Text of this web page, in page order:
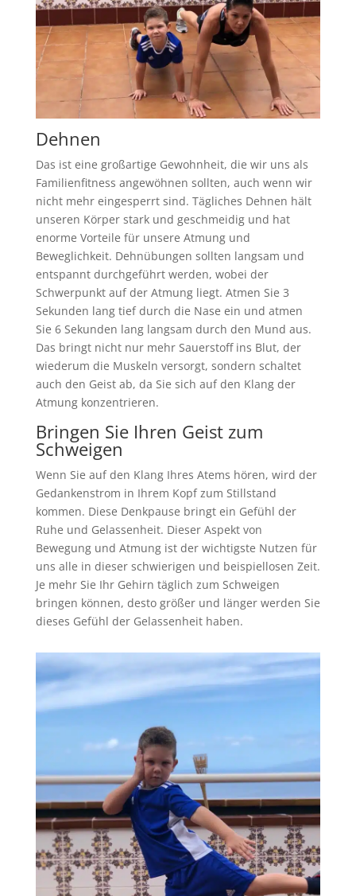
Dehnen
Das ist eine großartige Gewohnheit, die wir uns als
Familienfitness angewöhnen sollten, auch wenn wir
nicht mehr eingesperrt sind. Tägliches Dehnen hält
unseren Körper stark und geschmeidig und hat
enorme Vorteile für unsere Atmung und
Beweglichkeit. Dehnübungen sollten langsam und
entspannt durchgeführt werden, wobei der
Schwerpunkt auf der Atmung liegt. Atmen Sie 3
Sekunden lang tief durch die Nase ein und atmen
Sie 6 Sekunden lang langsam durch den Mund aus.
Das bringt nicht nur mehr Sauerstoff ins Blut, der
wiederum die Muskeln versorgt, sondern schaltet
auch den Geist ab, da Sie sich auf den Klang der
Atmung konzentrieren.
Bringen Sie Ihren Geist zum
Schweigen
Wenn Sie auf den Klang Ihres Atems hören, wird der
Gedankenstrom in Ihrem Kopf zum Stillstand
kommen. Diese Denkpause bringt ein Gefühl der
Ruhe und Gelassenheit. Dieser Aspekt von
Bewegung und Atmung ist der wichtigste Nutzen für
uns alle in dieser schwierigen und beispiellosen Zeit.
Je mehr Sie Ihr Gehirn täglich zum Schweigen
bringen können, desto größer und länger werden Sie
dieses Gefühl der Gelassenheit haben.